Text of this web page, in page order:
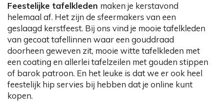
Feestelijke tafelkleden maken je kerstavond
helemaal af. Het zijn de sfeermakers van een
geslaagd kerstfeest. Bij ons vind je mooie tafelkleden
van gecoat tafellinnen waar een gouddraad
doorheen geweven zit, mooie witte tafelkleden met
een coating en allerlei tafelzeilen met gouden stippen
of barok patroon. En het leuke is dat we er ook heel
feestelijk hip servies bij hebben dat je online kunt
kopen.